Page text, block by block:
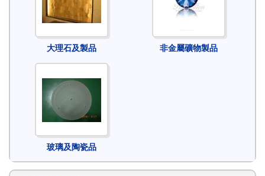
大理石及製品 非金屬礦物製品
玻璃及陶瓷品